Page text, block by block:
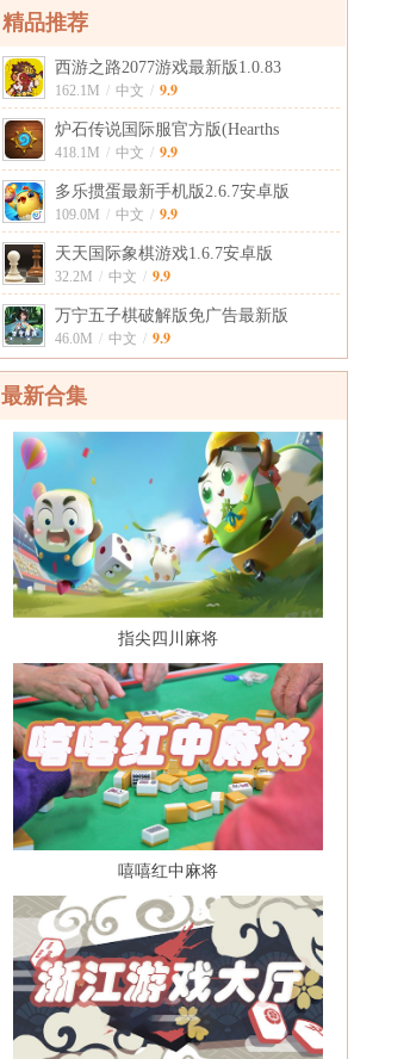
精品推荐
西游之路2077游戏最新版1.0.83
162.1M / 中文 / 9.9
炉石传说国际服官方版(Hearths
418.1M / 中文 / 9.9
多乐掼蛋最新手机版2.6.7安卓版
109.0M / 中文 / 9.9
天天国际象棋游戏1.6.7安卓版
32.2M / 中文 / 9.9
万宁五子棋破解版免广告最新版
46.0M / 中文 / 9.9
最新合集
指尖四川麻将
嘻嘻红中麻将